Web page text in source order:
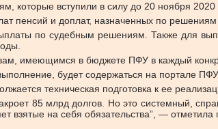
которые вступили в силу до 20 ноября 2020
пенсий и доплат, назначенных по решениям
по судебным решениям. Также для
имеющимся в бюджете ПФУ в каждый
будет содержаться на портале ПФУ.
техническая подготовка к ее
85 млрд долгов. Но это системный,
взятые на себя обязательства”, — отметила